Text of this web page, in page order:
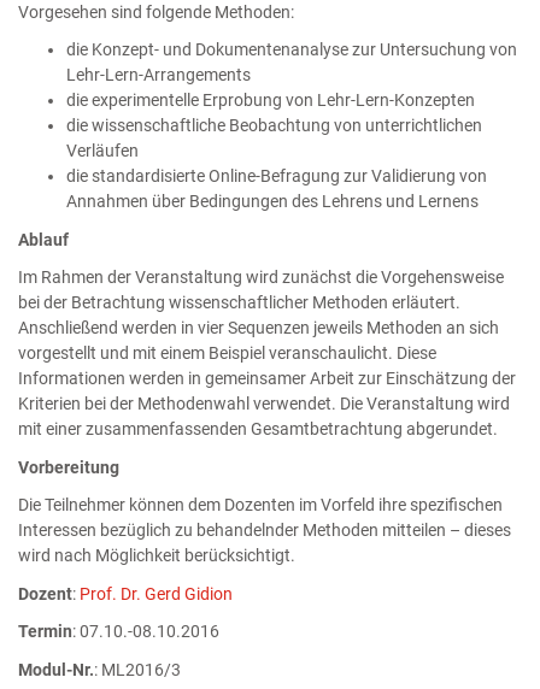
Vorgesehen sind folgende Methoden:
die Konzept- und Dokumentenanalyse zur Untersuchung von
Lehr-Lern-Arrangements
die experimentelle Erprobung von Lehr-Lern-Konzepten
die wissenschaftliche Beobachtung von unterrichtlichen
Verläufen
die standardisierte Online-Befragung zur Validierung von
Annahmen über Bedingungen des Lehrens und Lernens
Ablauf
Im Rahmen der Veranstaltung wird zunächst die Vorgehensweise
bei der Betrachtung wissenschaftlicher Methoden erläutert.
Anschließend werden in vier Sequenzen jeweils Methoden an sich
vorgestellt und mit einem Beispiel veranschaulicht. Diese
Informationen werden in gemeinsamer Arbeit zur Einschätzung der
Kriterien bei der Methodenwahl verwendet. Die Veranstaltung wird
mit einer zusammenfassenden Gesamtbetrachtung abgerundet.
Vorbereitung
Die Teilnehmer können dem Dozenten im Vorfeld ihre spezifischen
Interessen bezüglich zu behandelnder Methoden mitteilen – dieses
wird nach Möglichkeit berücksichtigt.
Dozent: Prof. Dr. Gerd Gidion
Termin: 07.10.-08.10.2016
Modul-Nr.: ML2016/3